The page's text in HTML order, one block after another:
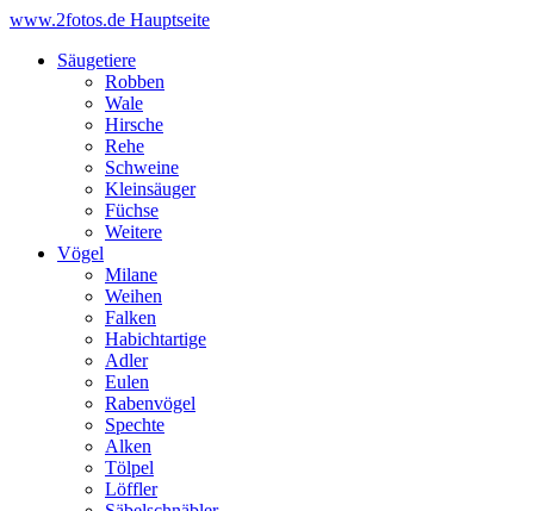
www.2fotos.de Hauptseite
Säugetiere
Robben
Wale
Hirsche
Rehe
Schweine
Kleinsäuger
Füchse
Weitere
Vögel
Milane
Weihen
Falken
Habichtartige
Adler
Eulen
Rabenvögel
Spechte
Alken
Tölpel
Löffler